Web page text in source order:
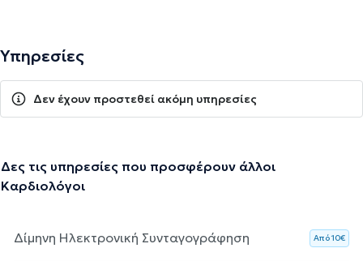
Υπηρεσίες
Δεν έχουν προστεθεί ακόμη υπηρεσίες
Δες τις υπηρεσίες που προσφέρουν άλλοι
Καρδιολόγοι
Δίμηνη Ηλεκτρονική Συνταγογράφηση Aπό 10€